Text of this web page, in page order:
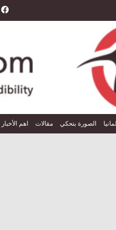
الصورة بتحكي مقالات اهم الأخبار